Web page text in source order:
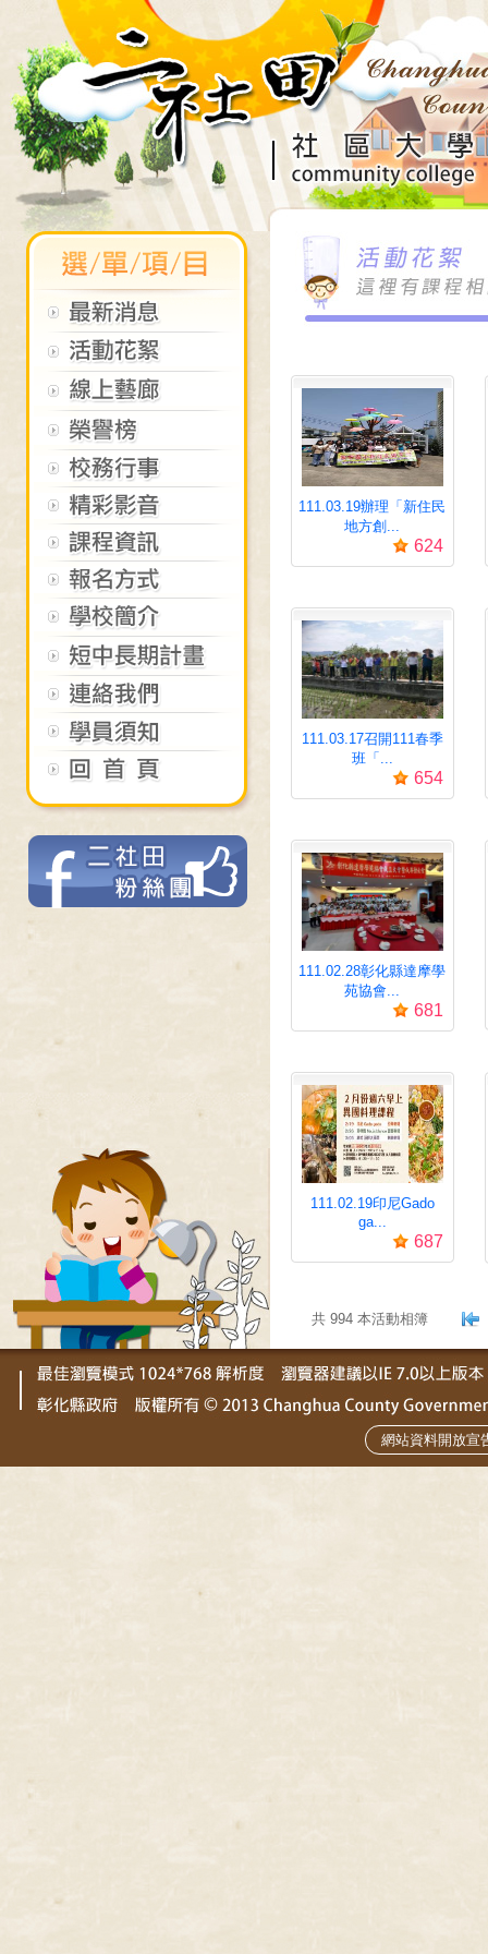
111.03.19辦理「新住民
地方創...
624
111.03.17召開111春季
班「...
654
111.02.28彰化縣達摩學
苑協會...
681
111.02.19印尼Gado
ga...
687
共 994 本活動相簿
網站資料開放宣